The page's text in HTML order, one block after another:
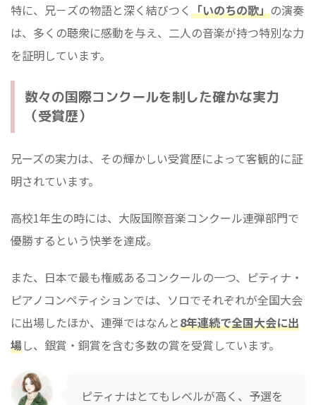
特に、兄－ズの物語と深く結びつく 「いのちの歌」の演奏
は、多くの聴衆に感動を与え、二人の音楽が持つ特別な力
を証明しています。
数々の国際コンクールを制した確かな実力
（受賞歴）
兄ーズの実力は、その輝かしい受賞歴によって客観的に証
明されています。
高校1年生の時には、大阪国際音楽コンクール連弾部門で
優勝するという快挙を達成。
また、日本で最も権威あるコンクールの一つ、ピティナ・
ピアノコンペティションでは、ソロでそれぞれが全国大会
に出場したほか、連弾ではなんと8年連続で全国大会に出
場し、銀賞・銅賞を含む多数の賞を受賞しています。
ピティナはとてもレベルが高く、予選を